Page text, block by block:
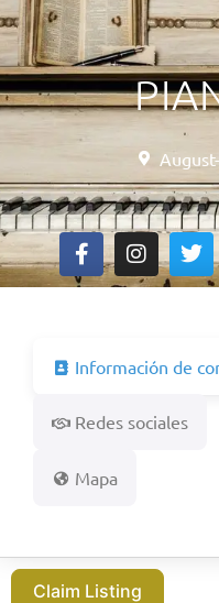
Información de
Redes sociales
Mapa
Claim Listing